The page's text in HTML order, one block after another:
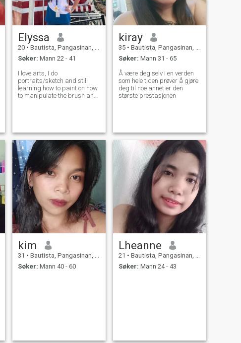
Elyssa
20 • Bautista, Pangasinan, Filippinene
Søker: Mann 22 - 41
I love arts, I do
portraits/sketch and still
learning how to paint on how
to manipulate the brush and
kiray
35 • Bautista, Pangasinan, Filippinene
Søker: Mann 31 - 65
Å være deg selv i en verden
som hele tiden prøver å gjøre
deg til noe annet er den
største prestasjonen
kim
31 • Bautista, Pangasinan, Filippinene
Søker: Mann 40 - 60
Lheanne
21 • Bautista, Pangasinan, Filippinene
Søker: Mann 24 - 43